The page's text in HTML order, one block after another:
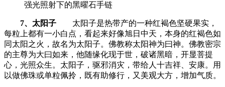
强光照射下的黑曜石手链
7、太阳子 太阳子是热带产的一种红褐色坚硬果实，
每粒上都有一小白点，看起来好像旭日中天，本身的红褐色如
同太阳之火，故名为太阳子。佛教称太阳神为曰神。佛教密宗
的主尊为大曰如来，他随缘化现于世，破诸黑暗，开显菩提
心，光照众生。太阳子，驱邪消灾，带给人十吉祥、安康。用
以做佛珠或单粒佩拎，既有助修行，又美观大方，增加气质。